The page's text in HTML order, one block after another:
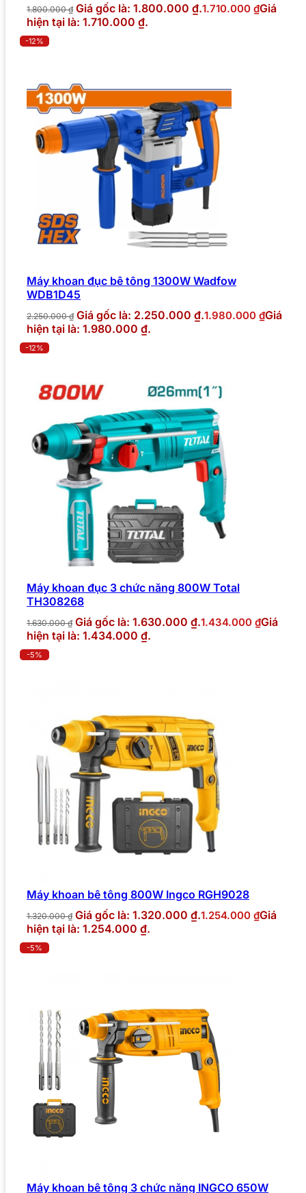
1.800.000₫ Giá gốc là: 1.800.000 ₫.1.710.000 ₫Giá
hiện tại là: 1.710.000 ₫.
-12%
Máy khoan đục bê tông 1300W Wadfow
WDB1D45
2.250.000₫ Giá gốc là: 2.250.000 ₫.1.980.000 ₫Giá
hiện tại là: 1.980.000 ₫.
-12%
Máy khoan đục 3 chức năng 800W Total
TH308268
1.630.000₫ Giá gốc là: 1.630.000 ₫.1.434.000 ₫Giá
hiện tại là: 1.434.000 ₫.
-5%
Máy khoan bê tông 800W Ingco RGH9028
1.320.000₫ Giá gốc là: 1.320.000 ₫.1.254.000 ₫Giá
hiện tại là: 1.254.000 ₫.
-5%
Máy khoan bê tông 3 chức năng INGCO 650W